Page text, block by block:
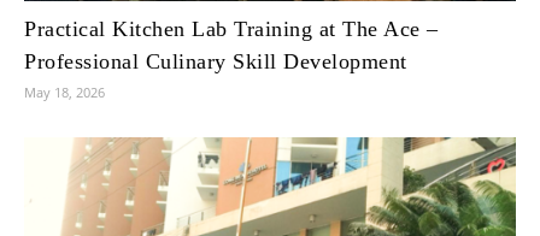
Practical Kitchen Lab Training at The Ace –
Professional Culinary Skill Development
May 18, 2026